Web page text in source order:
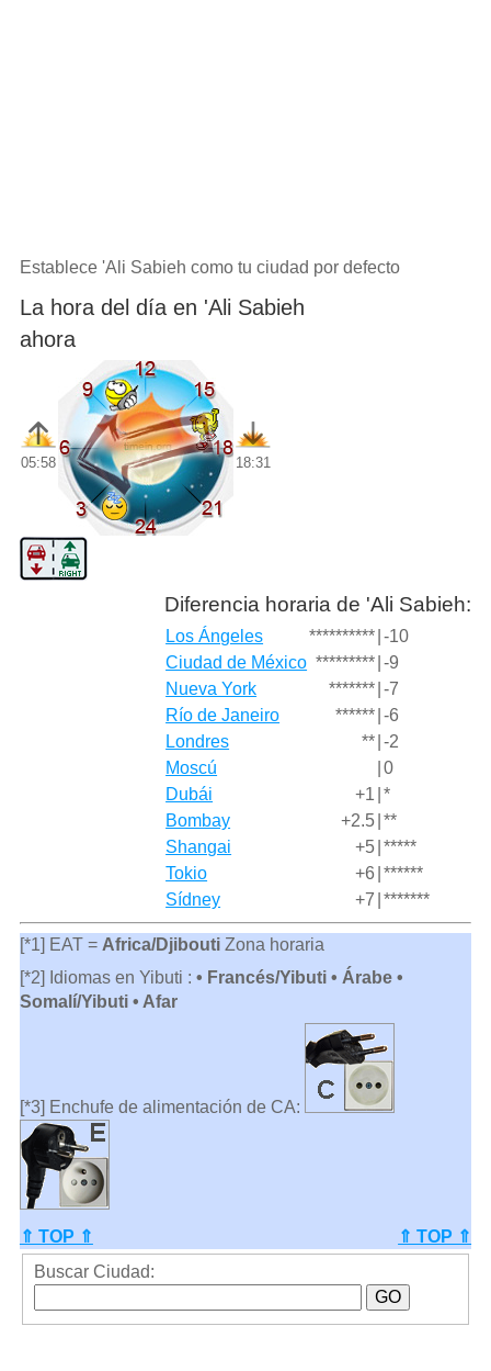
Establece 'Ali Sabieh como tu ciudad por defecto
La hora del día en 'Ali Sabieh
ahora
05:58 18:31
Diferencia horaria de 'Ali Sabieh:
Los Ángeles ********** -10
Ciudad de México ********* -9
Nueva York
******* -7
Río de Janeiro
****** -6
Londres
** -2
Moscú
0
Dubái
+1 *
Bombay
+2.5 **
Shangai
+5 *****
Tokio
+6 ******
Sídney
+7 *******
[*1] EAT = Africa/DjiboutiZona horaria
[*2] Idiomas en Yibuti : • Francés/Yibuti • Árabe •
Somalí/Yibuti • Afar
[*3] Enchufe de alimentación de CA:
⇑ TOP ⇑
⇑ TOP ⇑
Buscar Ciudad: